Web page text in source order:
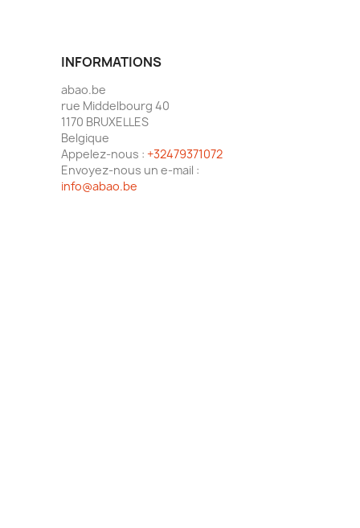
INFORMATIONS
abao.be
rue Middelbourg 40
1170 BRUXELLES
Belgique
Appelez-nous : +32479371072
Envoyez-nous un e-mail :
info@abao.be